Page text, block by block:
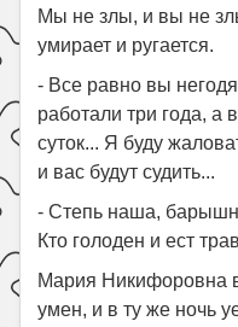
Мы не злы, и вы не
умирает и ругается.
- Все равно вы
работали три года, а
суток... Я буду
и вас будут судить...
- Степь наша,
Кто голоден и ест
Мария Никифоровна
умен, и в ту же ночь